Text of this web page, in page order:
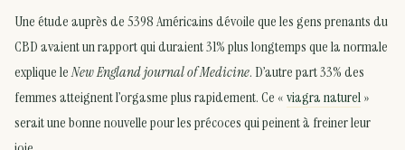
Une étude auprès de 5398 Américains dévoile que les gens prenants du
CBD avaient un rapport qui duraient 31% plus longtemps que la normale
explique leNew England journal of Medicine. D’autre part 33% des
femmes atteignent l’orgasme plus rapidement. Ce «viagra naturel»
serait une bonne nouvelle pour les précoces qui peinent à freiner leur